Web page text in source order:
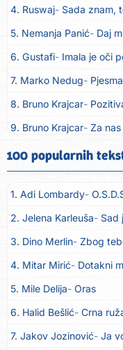
4. Ruswaj Sada znam,
5. Nemanja Panić Daj
6. Gustafi Imala je oči
7. Marko Nedug
8. Bruno Krajcar
9. Bruno Krajcar Za nas
10. Tereza Kesovija Da
11. Lidija Bačić Neka
12. Karin Kuljanić Nisi
13. Tamara Brusić
14. Tamara Brusić
15. Rusko Richie Bila si,
16. Rusko Richie Ti i ja
17. Azra Husarkić Ako
18. Azra Husarkić
100 popularnih
1. Adi Lombardy
2. Jelena Karleuša Sad
3. Dino Merlin Zbog
4. Mitar Mirić Dotakni
5. Mile Delija Oras
6. Halid Bešlić Crna
7. Jakov Jozinović Ja